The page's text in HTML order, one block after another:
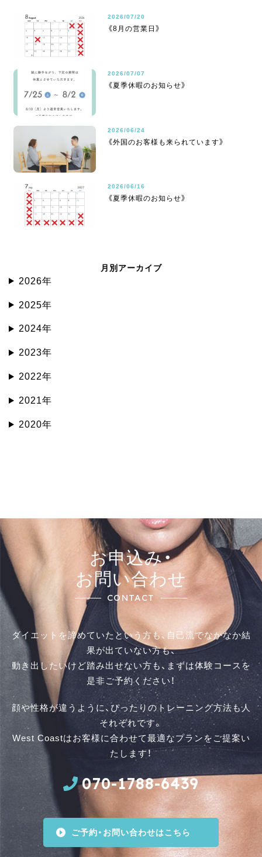
2026/07/20
《8月の営業日》
2026/07/07
《夏季休暇のお知らせ》
2026/06/24
《外国のお客様も来られています》
2026/06/16
《夏季休暇のお知らせ》
月別アーカイブ
2026年
2025年
2024年
2023年
2022年
2021年
2020年
お申込み・
お問い合わせ
CONTACT
ダイエットを諦めていたという方も、自己流でなかなか結
果が出ていない方も、
動き出したいけど踏み出せない方も、まずは体験コースを
是⾮ご予約ください！
顔や性格が違うように、ぴったりのトレーニング方法も人
それぞれです。
West Coastはお客様に合わせて最適なプランをご提案い
たします！
070-1788-6439
ご予約・お問い合わせはこちら